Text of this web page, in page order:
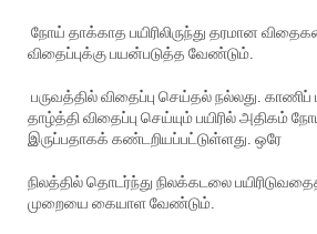
நோய் தாக்காத பயிரிலிருந்து தரமான
விதைப்புக்கு பயன்படுத்த வேண்டும்.
பருவத்தில் விதைப்பு செய்தல் நல்லது. காணிப்
தாழ்த்தி விதைப்பு செய்யும் பயிரில் அதிகம்
இருப்பதாகக் கண்டறியப்பட்டுள்ளது. ஒரே
நிலத்தில் தொடர்ந்து நிலக்கடலை பயிரிடுவதைத்
முறையை கையாள வேண்டும்.